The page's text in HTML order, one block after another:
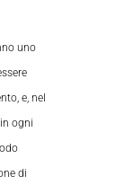
uno
e, nel
ogni
di